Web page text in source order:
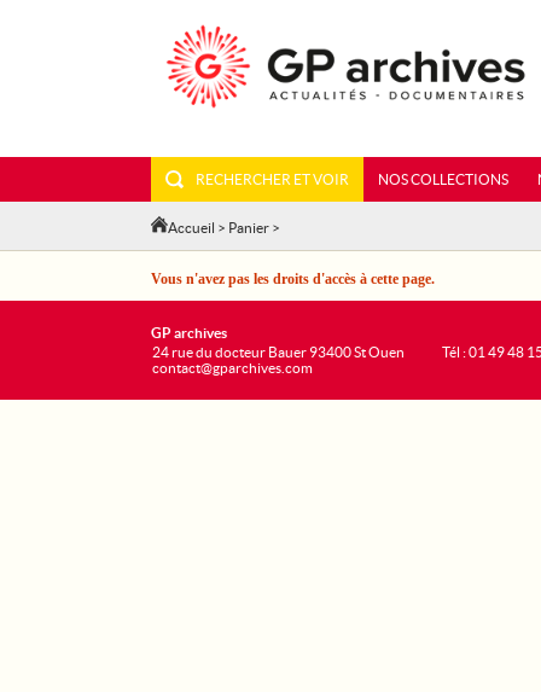
RECHERCHER ET VOIR NOS COLLECTIONS
Accueil > Panier >
Vous n'avez pas les droits d'accès à cette page.
GP archives
24 rue du docteur Bauer 93400 St Ouen
contact@gparchives.com
Tél : 01 49 48